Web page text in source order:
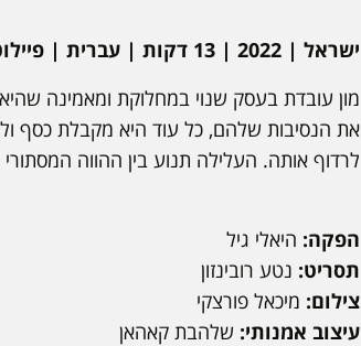
ישראל | 2022 | 13 דקות | עברית | פיילוט טלוויזיוני
מון עובדת בעסק שנוי במחלוקת ומאמינה
את הנסיבות שלהם, כל עוד היא מקבלת כסף
לרדוף אותה. העלילה תנוע בין ההווה
הפקה: היאלי גיל
תסריט: נטע רובינזון
צילום: מיכאל פורצקי
עיצוב אמנותי: שלהבת קאהאן